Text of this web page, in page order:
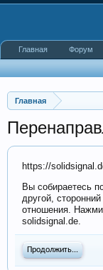
Главная
https://
Вы собираетесь
другой,
отношения.
solidsignal.de.
Продолжить...
Главная Форум